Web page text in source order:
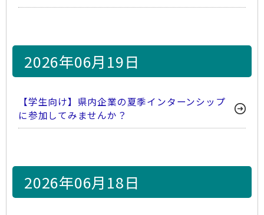
2026年06月19日
【学生向け】県内企業の夏季インターンシップ
に参加してみませんか？
2026年06月18日